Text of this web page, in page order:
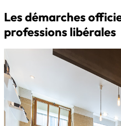
Les démarches
professions libérales